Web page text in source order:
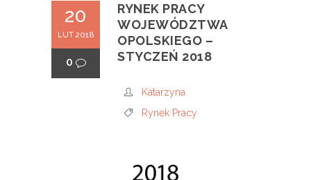
20
LUT 2018
0
RYNEK PRACY
WOJEWÓDZTWA
OPOLSKIEGO –
STYCZEŃ 2018
Katarzyna
Rynek Pracy